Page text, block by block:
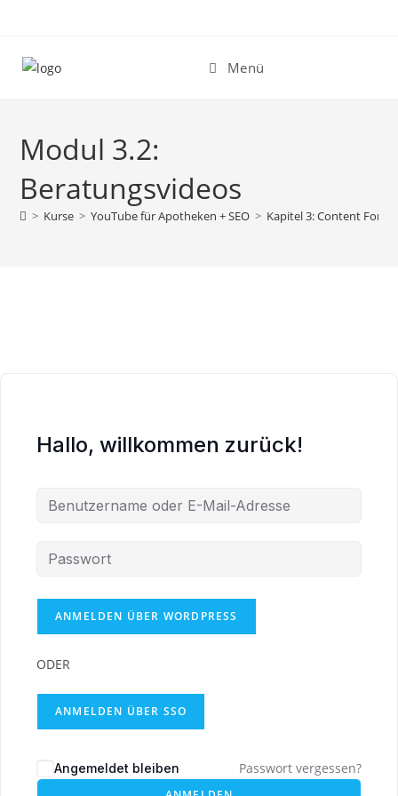
springen
Menü
Modul 3.2:
Beratungsvideos
> Kurse > YouTube für Apotheken + SEO > Kapitel 3: Content
Hallo, willkommen zurück!
ODER
ANMELDEN ÜBER SSO
Angemeldet bleiben Passwort vergessen?